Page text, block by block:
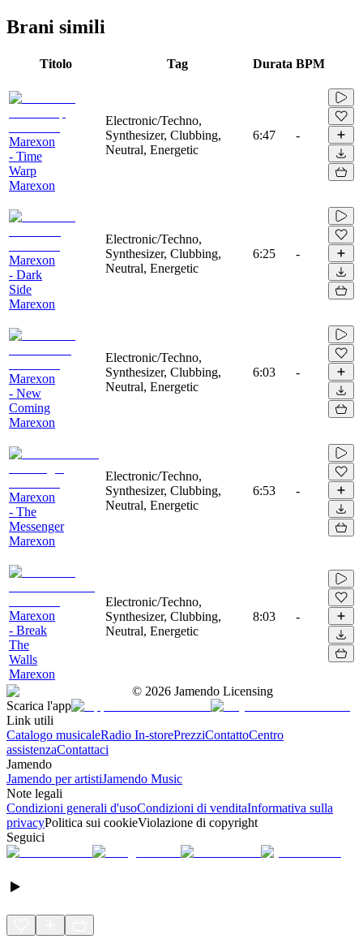
Brani simili
Titolo Tag Durata BPM
Marexon
- Time
Warp
Marexon
Electronic/Techno,
Synthesizer, Clubbing,
Neutral, Energetic
6:47 -
Marexon
- Dark
Side
Marexon
Electronic/Techno,
Synthesizer, Clubbing,
Neutral, Energetic
6:25 -
Marexon
- New
Coming
Marexon
Electronic/Techno,
Synthesizer, Clubbing,
Neutral, Energetic
6:03 -
Marexon
- The
Messenger
Marexon
Electronic/Techno,
Synthesizer, Clubbing,
Neutral, Energetic
6:53 -
Marexon
- Break
The
Walls
Marexon
Electronic/Techno,
Synthesizer, Clubbing,
Neutral, Energetic
8:03 -
© 2026 Jamendo Licensing
Scarica l'app
Link utili
Catalogo musicaleRadio In-storePrezziContattoCentro
assistenzaContattaci
Jamendo
Jamendo per artistiJamendo Music
Note legali
Condizioni generali d'usoCondizioni di venditaInformativa sulla
privacyPolitica sui cookieViolazione di copyright
Seguici